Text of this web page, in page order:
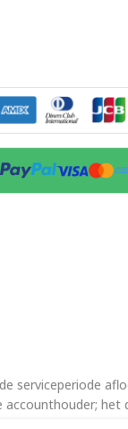
serviceperiode